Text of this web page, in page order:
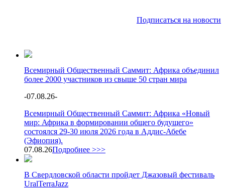
Подписаться на новости
Всемирный Общественный Саммит: Африка объединил
более 2000 участников из свыше 50 стран мира
-07.08.26-
Всемирный Общественный Саммит: Африка «Новый
мир: Африка в формировании общего будущего»
состоялся 29-30 июля 2026 года в Аддис-Абебе
(Эфиопия).
07.08.26Подробнее >>>
В Свердловской области пройдет Джазовый фестиваль
UralTerraJazz